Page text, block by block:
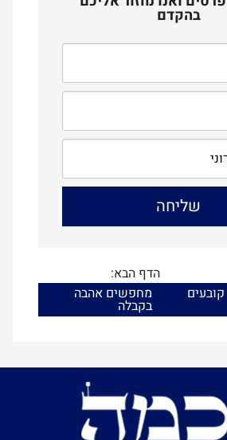
בהקדם
הדף הבא:
מחפשים אהבה
בקבלה